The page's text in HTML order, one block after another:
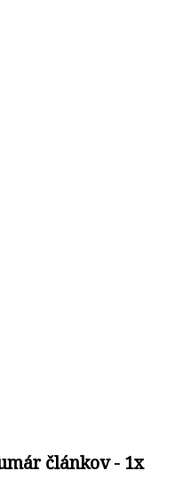
článkov - 1x